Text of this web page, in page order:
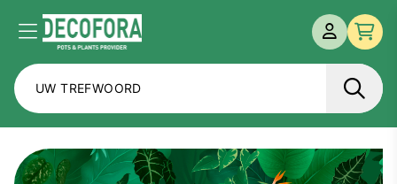
Menu MIJN